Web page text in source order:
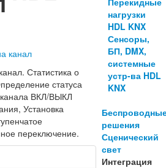
Статистика о
статуса
канала ВКЛ/ВЫКЛ
Установка
переключение.
нагрузки
HDL KNX
Сенсоры,
БП, DMX,
системные
устр-ва HDL
KNX
решения
Сценический
свет
Интеграция